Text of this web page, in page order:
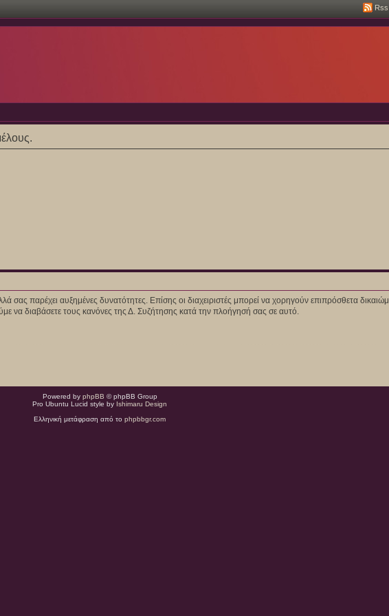
Rss
σας παρέχει αυξημένες δυνατότητες. Επίσης οι διαχειριστές μπορεί να χορηγούν επιπρόσθετα
να διαβάσετε τους κανόνες της Δ. Συζήτησης κατά την πλοήγησή σας σε αυτό.
Powered by phpBB © phpBB Group
Pro Ubuntu Lucid style by Ishimaru Design
Ελληνική μετάφραση από το phpbbgr.com